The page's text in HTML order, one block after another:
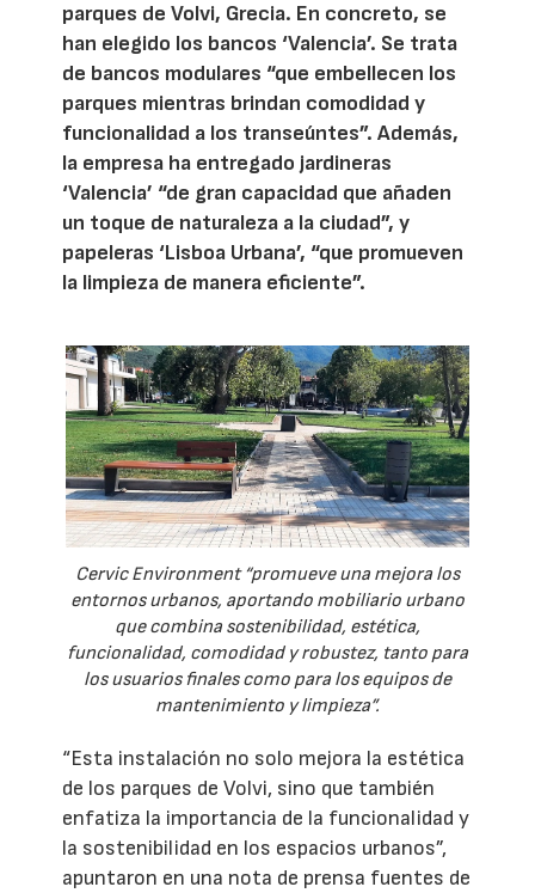
parques de Volvi, Grecia. En concreto, se
han elegido los bancos ‘Valencia’. Se trata
de bancos modulares “que embellecen los
parques mientras brindan comodidad y
funcionalidad a los transeúntes”. Además,
la empresa ha entregado jardineras
‘Valencia’ “de gran capacidad que añaden
un toque de naturaleza a la ciudad”, y
papeleras ‘Lisboa Urbana’, “que promueven
la limpieza de manera eficiente”.
Cervic Environment “promueve una mejora los
entornos urbanos, aportando mobiliario urbano
que combina sostenibilidad, estética,
funcionalidad, comodidad y robustez, tanto para
los usuarios finales como para los equipos de
mantenimiento y limpieza”.
“Esta instalación no solo mejora la estética
de los parques de Volvi, sino que también
enfatiza la importancia de la funcionalidad y
la sostenibilidad en los espacios urbanos”,
apuntaron en una nota de prensa fuentes de